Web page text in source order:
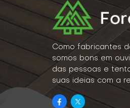
Como fabricantes
somos bons em
das pessoas e
suas ideias com a
um estilo de vida.